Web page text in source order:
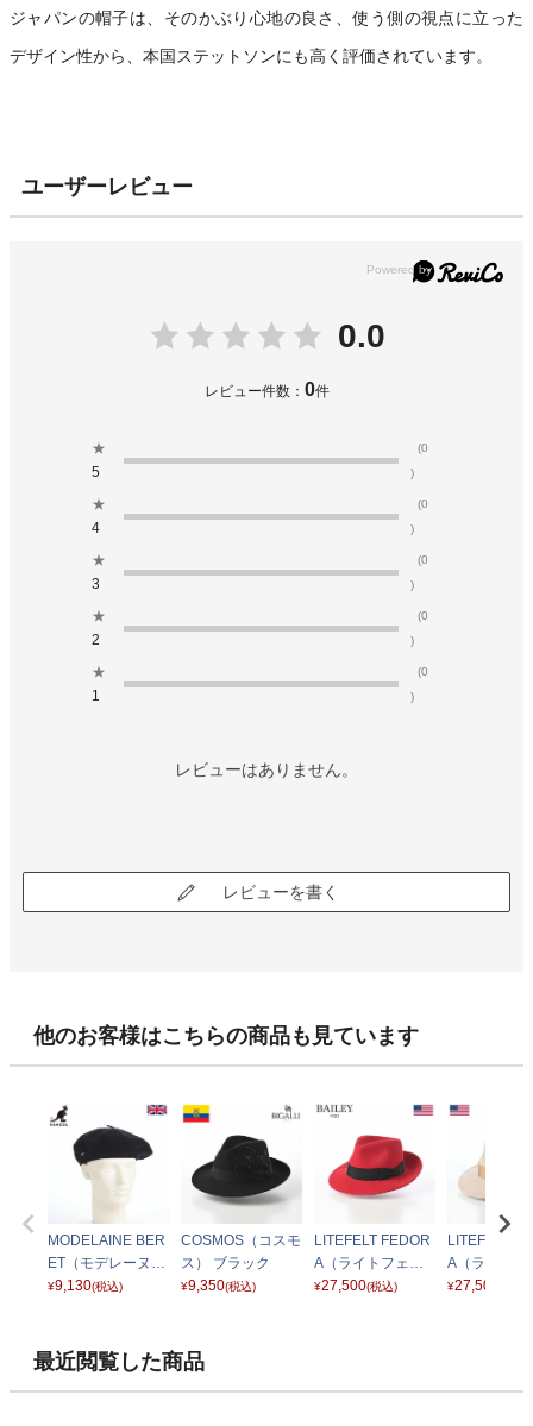
ジャパンの帽子は、そのかぶり心地の良さ、使う側の視点に立った
デザイン性から、本国ステットソンにも高く評価されています。
ユーザーレビュー
0.0
レビュー件数： 0件
★
5
(0
)
★
4
(0
)
★
3
(0
)
★
2
(0
)
★
1
(0
)
レビューはありません。
レビューを書く
他のお客様はこちらの商品も見ています
MODELAINE BER
ET（モデレーヌベ
レー） ブラック
¥9,130(税込)
COSMOS（コスモ
ス） ブラック
¥9,350(税込)
LITEFELT FEDOR
A（ライトフェル
ト フェドラ） レッ
¥27,500(税込)
LITEFELT
A（ライトフ
ト フェドラ
¥27,500
最近閲覧した商品